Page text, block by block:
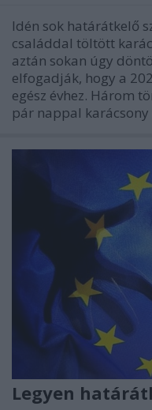
Idén sok határátkelő
családdal töltött
aztán sokan úgy
elfogadják, hogy a
egész évhez. Három
pár nappal
Legyen